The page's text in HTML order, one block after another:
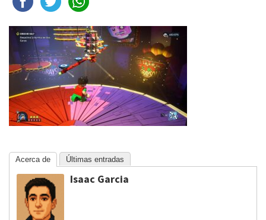
Acerca de Últimas entradas
Isaac Garcia